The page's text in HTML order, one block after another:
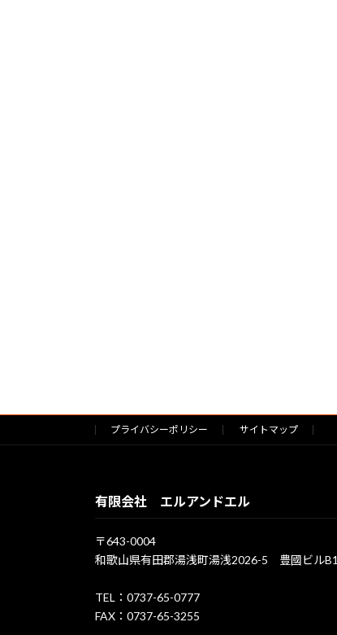
プライバシーポリシー サイトマップ
有限会社 エルアンドエル
〒643-0004
和歌山県有田郡湯浅町湯浅2026-5 豊國ビルB1
TEL：0737-65-0777
FAX：0737-65-3255